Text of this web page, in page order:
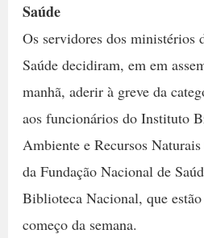
Saúde
Os servidores dos ministérios
Saúde decidiram, em em
manhã, aderir à greve da
aos funcionários do Instituto
Ambiente e Recursos
da Fundação Nacional de
Biblioteca Nacional, que estão
começo da semana.